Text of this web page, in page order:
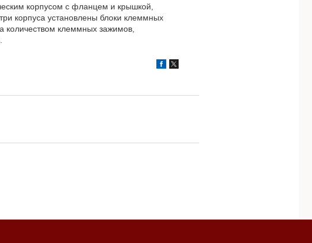
корпусом с фланцем и крышкой,
корпуса установлены блоки клеммных
количеством клеммных зажимов,